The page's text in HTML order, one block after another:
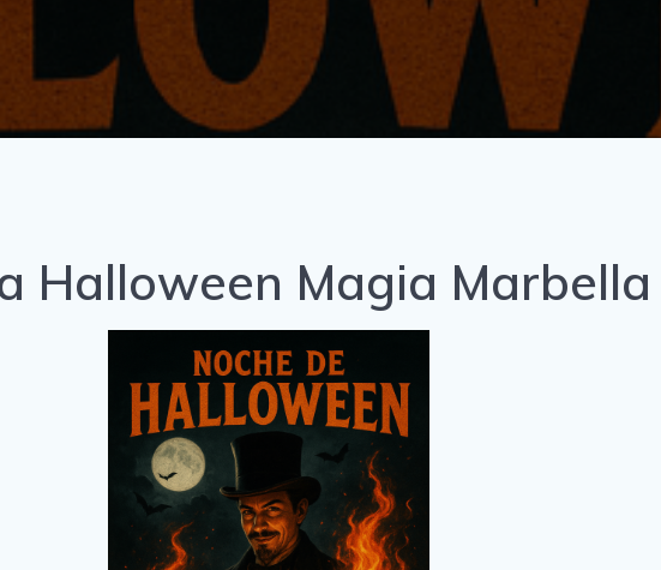
Halloween Magia Marbella